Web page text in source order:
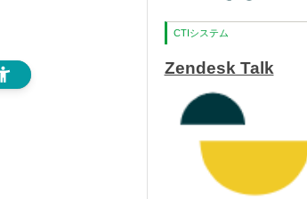
CTIシステム
Zendesk Talk